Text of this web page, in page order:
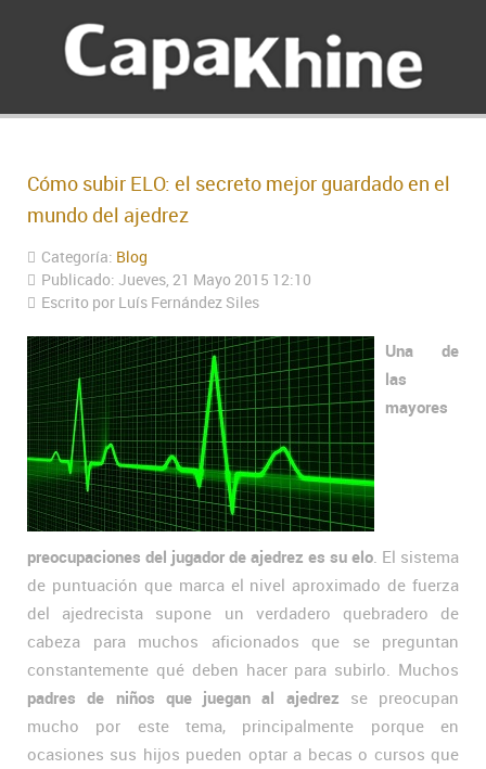
Cómo subir ELO: el secreto mejor guardado en el
mundo del ajedrez
Categoría: Blog
Publicado: Jueves, 21 Mayo 2015 12:10
Escrito por Luís Fernández Siles
Una de
las
mayores
preocupaciones del jugador de ajedrez es su elo . El sistema
de puntuación que marca el nivel aproximado de fuerza
del ajedrecista supone un verdadero quebradero de
cabeza para muchos aficionados que se preguntan
constantemente qué deben hacer para subirlo. Muchos
padres de niños que juegan al ajedrez se preocupan
mucho por este tema, principalmente porque en
ocasiones sus hijos pueden optar a becas o cursos que